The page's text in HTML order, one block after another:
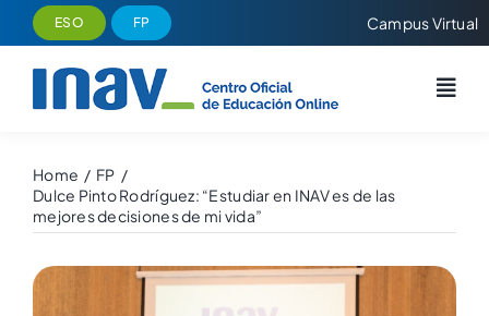
Saltar
al
contenido
ESO FP Campus Virtual
Home
FP
Dulce Pinto Rodríguez: “Estudiar en INAV es de las
mejores decisiones de mi vida”